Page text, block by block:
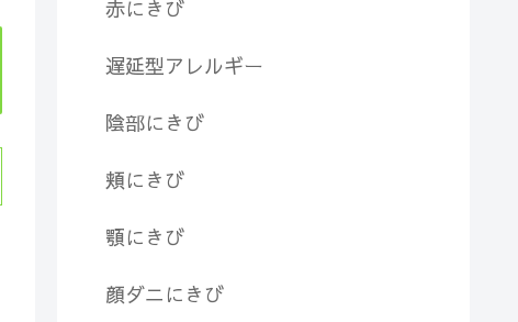
赤にきび
遅延型アレルギー
陰部にきび
頬にきび
顎にきび
顔ダニにきび